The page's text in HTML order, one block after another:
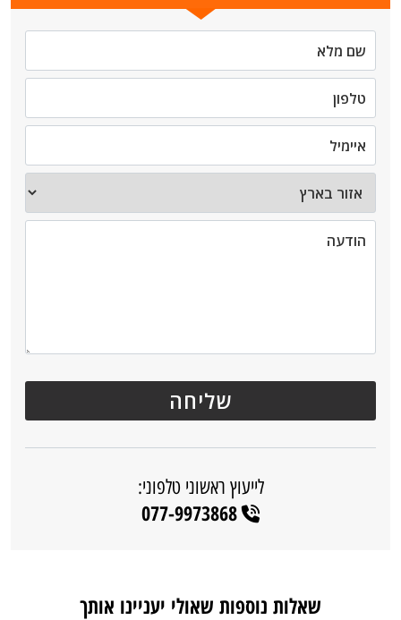
לייעוץ ראשוני טלפוני:
077-9973868
שאלות נוספות שאולי יעניינו אותך